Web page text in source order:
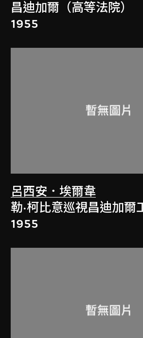
昌迪加爾（高等法院）
1955
呂西安．埃爾韋
勒·柯比意巡視昌迪加爾
1955